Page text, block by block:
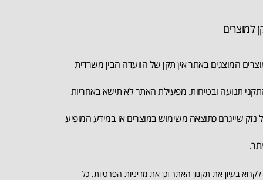
למוצרים
המוצגים באתר אין תקן של הוועדה הבין משרדית
תנועה ובטיחות. מפעילת האתר לא תישא באחריות
נזק שייגרם כתוצאה משימוש במוצרים או במידע המופיע
בעיון את תקנון האתר וכן את מדיניות הפרטיות. כל